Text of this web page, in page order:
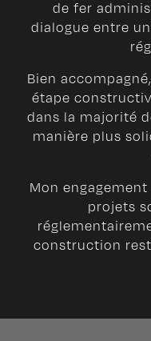
de fer
dialogue entre
Bien
étape
dans la majorité
manière plus
Mon
projets
construction